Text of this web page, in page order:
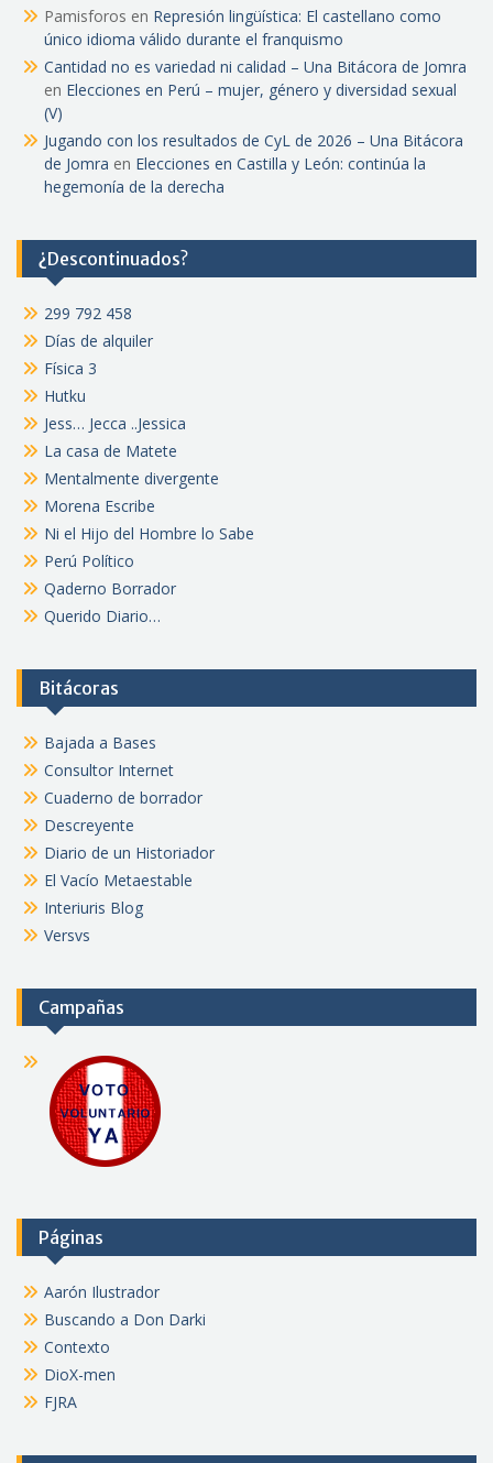
Pamisforos en Represión lingüística: El castellano como
único idioma válido durante el franquismo
Cantidad no es variedad ni calidad – Una Bitácora de Jomra
en Elecciones en Perú – mujer, género y diversidad sexual
(V)
Jugando con los resultados de CyL de 2026 – Una Bitácora
de Jomra en Elecciones en Castilla y León: continúa la
hegemonía de la derecha
¿Descontinuados?
299 792 458
Días de alquiler
Física 3
Hutku
Jess… Jecca ..Jessica
La casa de Matete
Mentalmente divergente
Morena Escribe
Ni el Hijo del Hombre lo Sabe
Perú Político
Qaderno Borrador
Querido Diario…
Bitácoras
Bajada a Bases
Consultor Internet
Cuaderno de borrador
Descreyente
Diario de un Historiador
El Vacío Metaestable
Interiuris Blog
Versvs
Campañas
Páginas
Aarón Ilustrador
Buscando a Don Darki
Contexto
DioX-men
FJRA